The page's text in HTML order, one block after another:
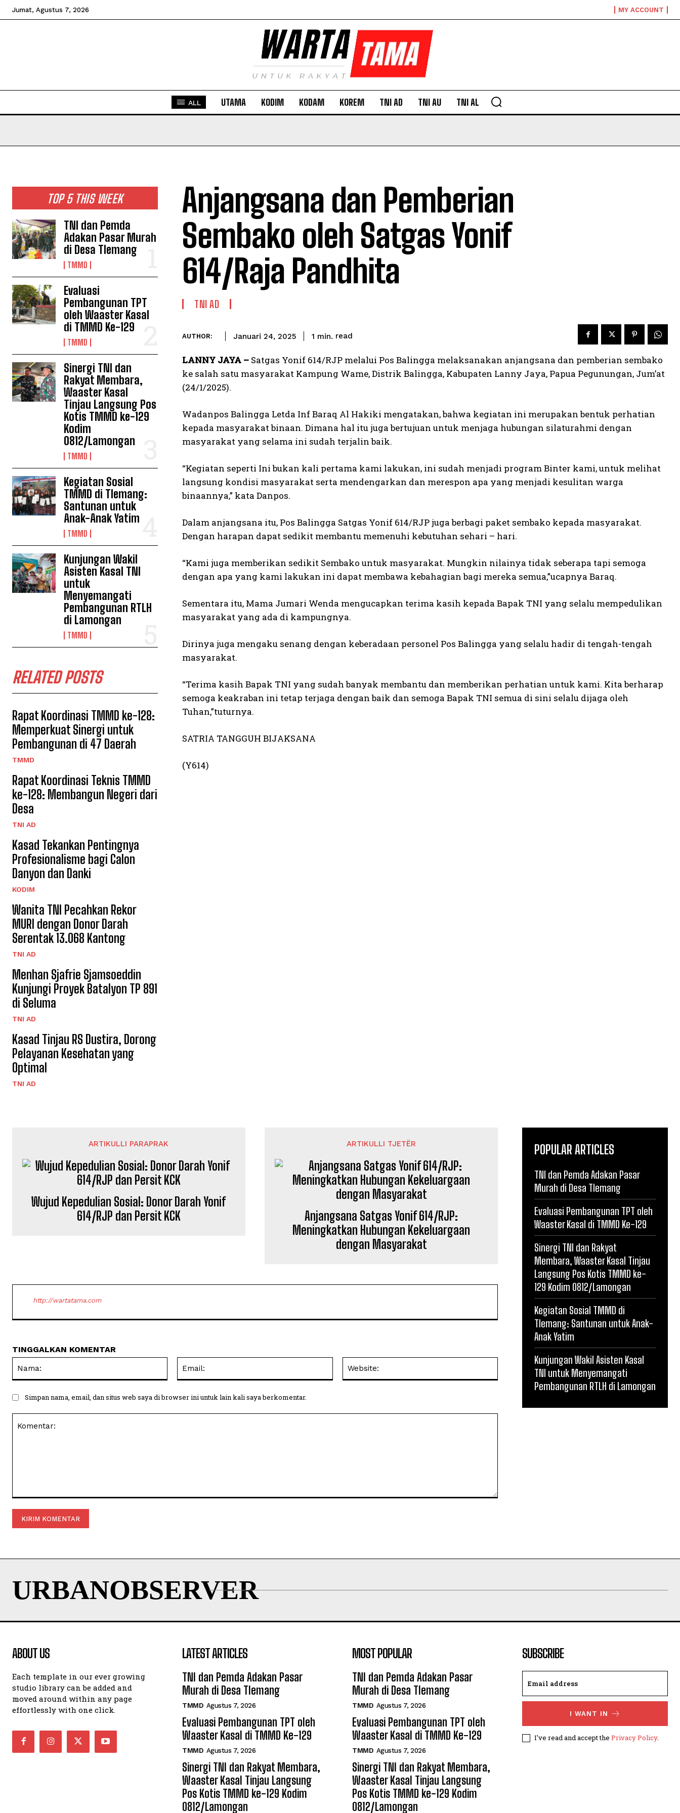
Jumat, Agustus 7, 2026 MY ACCOUNT
ALL UTAMA KODIM KODAM KOREM TNI AD TNI AU TNI AL
TOP 5 THIS WEEK
TNI dan Pemda
Adakan Pasar Murah
di Desa Tlemang
TMMD
Evaluasi
Pembangunan TPT
oleh Waaster Kasal
di TMMD Ke-129
TMMD
Sinergi TNI dan
Rakyat Membara,
Waaster Kasal
Tinjau Langsung Pos
Kotis TMMD ke-129
Kodim
0812/Lamongan
TMMD
Kegiatan Sosial
TMMD di Tlemang:
Santunan untuk
Anak-Anak Yatim
TMMD
Kunjungan Wakil
Asisten Kasal TNI
untuk
Menyemangati
Pembangunan RTLH
di Lamongan
TMMD
RELATED POSTS
Rapat Koordinasi TMMD ke-128:
Memperkuat Sinergi untuk
Pembangunan di 47 Daerah
TMMD
Rapat Koordinasi Teknis TMMD
ke-128: Membangun Negeri dari
Desa
TNI AD
Kasad Tekankan Pentingnya
Profesionalisme bagi Calon
Danyon dan Danki
KODIM
Wanita TNI Pecahkan Rekor
MURI dengan Donor Darah
Serentak 13.068 Kantong
TNI AD
Menhan Sjafrie Sjamsoeddin
Kunjungi Proyek Batalyon TP 891
di Seluma
TNI AD
Kasad Tinjau RS Dustira, Dorong
Pelayanan Kesehatan yang
Optimal
TNI AD
Anjangsana dan Pemberian
Sembako oleh Satgas Yonif
614/Raja Pandhita
TNI AD
AUTHOR: Januari 24, 2025 1 min. read
LANNY JAYA – Satgas Yonif 614/RJP melalui Pos Balingga melaksanakan anjangsana dan pemberian sembako
ke salah satu masyarakat Kampung Wame, Distrik Balingga, Kabupaten Lanny Jaya, Papua Pegunungan, Jum’at
(24/1/2025).
Wadanpos Balingga Letda Inf Baraq Al Hakiki mengatakan, bahwa kegiatan ini merupakan bentuk perhatian
kepada masyarakat binaan. Dimana hal itu juga bertujuan untuk menjaga hubungan silaturahmi dengan
masyarakat yang selama ini sudah terjalin baik.
“Kegiatan seperti Ini bukan kali pertama kami lakukan, ini sudah menjadi program Binter kami, untuk melihat
langsung kondisi masyarakat serta mendengarkan dan merespon apa yang menjadi kesulitan warga
binaannya,” kata Danpos.
Dalam anjangsana itu, Pos Balingga Satgas Yonif 614/RJP juga berbagi paket sembako kepada masyarakat.
Dengan harapan dapat sedikit membantu memenuhi kebutuhan sehari – hari.
“Kami juga memberikan sedikit Sembako untuk masyarakat. Mungkin nilainya tidak seberapa tapi semoga
dengan apa yang kami lakukan ini dapat membawa kebahagian bagi mereka semua,”ucapnya Baraq.
Sementara itu, Mama Jumari Wenda mengucapkan terima kasih kepada Bapak TNI yang selalu mempedulikan
masyarakat yang ada di kampungnya.
Dirinya juga mengaku senang dengan keberadaan personel Pos Balingga yang selalu hadir di tengah-tengah
masyarakat.
“Terima kasih Bapak TNI yang sudah banyak membantu dan memberikan perhatian untuk kami. Kita berharap
semoga keakraban ini tetap terjaga dengan baik dan semoga Bapak TNI semua di sini selalu dijaga oleh
Tuhan,”tuturnya.
SATRIA TANGGUH BIJAKSANA
(Y614)
ARTIKULLI PARAPRAK
Wujud Kepedulian Sosial: Donor Darah Yonif
614/RJP dan Persit KCK
ARTIKULLI TJETËR
Anjangsana Satgas Yonif 614/RJP:
Meningkatkan Hubungan Kekeluargaan
dengan Masyarakat
http://wartatama.com
TINGGALKAN KOMENTAR
Simpan nama, email, dan situs web saya di browser ini untuk lain kali saya berkomentar.
POPULAR ARTICLES
TNI dan Pemda Adakan Pasar
Murah di Desa Tlemang
Evaluasi Pembangunan TPT oleh
Waaster Kasal di TMMD Ke-129
Sinergi TNI dan Rakyat
Membara, Waaster Kasal Tinjau
Langsung Pos Kotis TMMD ke-
129 Kodim 0812/Lamongan
Kegiatan Sosial TMMD di
Tlemang: Santunan untuk Anak-
Anak Yatim
Kunjungan Wakil Asisten Kasal
TNI untuk Menyemangati
Pembangunan RTLH di Lamongan
URBANOBSERVER
ABOUT US
Each template in our ever growing
studio library can be added and
moved around within any page
effortlessly with one click.
LATEST ARTICLES
TNI dan Pemda Adakan Pasar
Murah di Desa Tlemang
TMMD Agustus 7, 2026
Evaluasi Pembangunan TPT oleh
Waaster Kasal di TMMD Ke-129
TMMD Agustus 7, 2026
Sinergi TNI dan Rakyat Membara,
Waaster Kasal Tinjau Langsung
Pos Kotis TMMD ke-129 Kodim
0812/Lamongan
MOST POPULAR
TNI dan Pemda Adakan Pasar
Murah di Desa Tlemang
TMMD Agustus 7, 2026
Evaluasi Pembangunan TPT oleh
Waaster Kasal di TMMD Ke-129
TMMD Agustus 7, 2026
Sinergi TNI dan Rakyat Membara,
Waaster Kasal Tinjau Langsung
Pos Kotis TMMD ke-129 Kodim
0812/Lamongan
SUBSCRIBE
I WANT IN
I've read and accept the Privacy Policy.